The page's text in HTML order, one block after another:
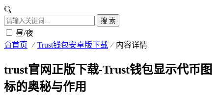
搜 索
昼/夜
首页 Trust钱包安卓版下载 内容详情
trust官网正版下载-Trust钱包显示代币图
标的奥秘与作用